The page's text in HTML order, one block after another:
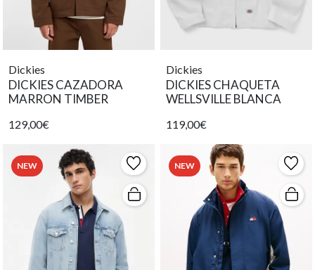
Dickies
DICKIES CAZADORA
MARRON TIMBER
129,00€
Dickies
DICKIES CHAQUETA
WELLSVILLE BLANCA
119,00€
NEW NEW